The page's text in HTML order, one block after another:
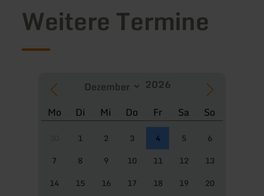
Weitere Termine
Mo Di Mi Do Fr Sa So
1 2 3 4 5
6
7
8 9 10 11 12
13
14
15 16 17 18 19
20